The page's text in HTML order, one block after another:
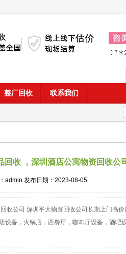
整厂回收 联系我们
回收 ，深圳酒店公寓物资回收公
admin 发布日期：2023-08-05
收公司 深圳平大物资回收公司长期上门高
设备，火锅店，西餐厅，咖啡厅设备，酒吧